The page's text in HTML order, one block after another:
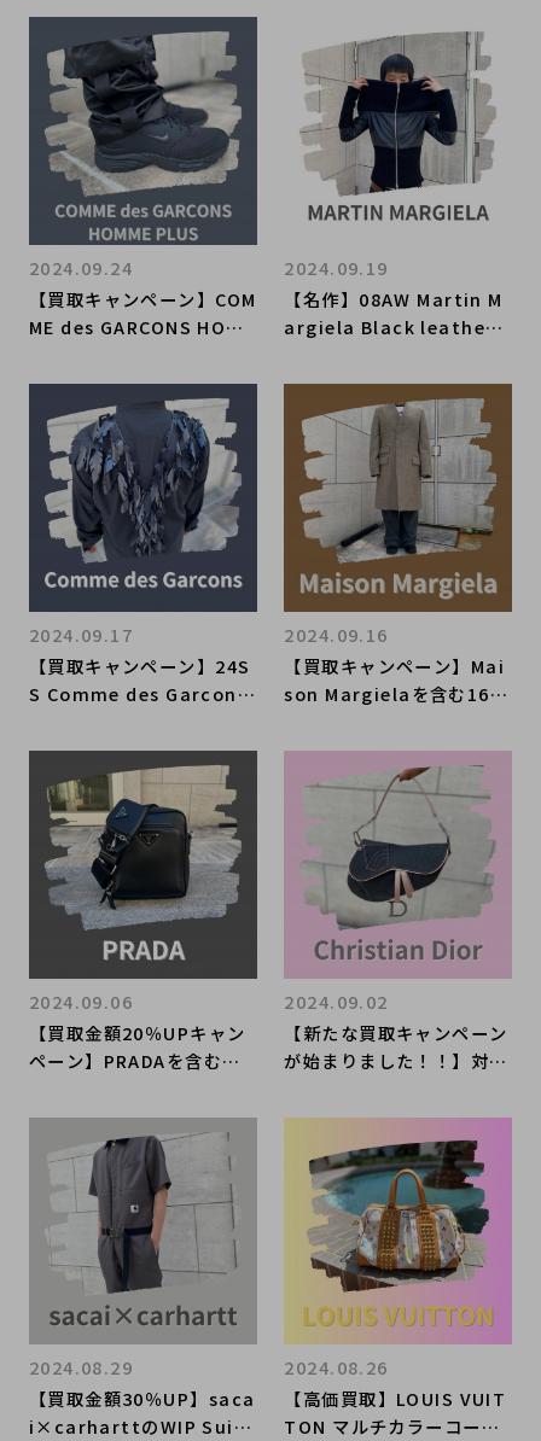
【買取キャンペーン】COM
ME des GARCONS HOMM
SUS 2005を買取入荷いた
しました。名作ランニング
シューズの再解釈！？
2024.09.24
【名作】08AW Martin M
argiela Black leather j
ました。本人期・ここのえ
タグとは？？
2024.09.19
【買取キャンペーン】24S
S Comme des Garcons
リーフ装飾ロングブラウス
を買取入荷いたしまし
た！！高年式アパレルの買
取も非常に強化しておりま
す！！！
2024.09.17
【買取キャンペーン】Mai
son Margielaを含む16ブ
Pとなっております。arch
ive～高年式まで幅広く買
取強化！！！
2024.09.16
【買取金額20％UPキャン
ペーン】PRADAを含む対
れますとすべて買取金額2
0%UPとなっております。
高価買取のポイントも一緒
にご紹介いたします！！
2024.09.06
【新たな買取キャンペーン
が始まりました！！】対象
べてのお品物の金額20％U
Pでご案内しておりま
す！！また、DIOR saddl
e bagを買取入荷いたしま
した。魅力や歴史の紹介も
お見逃しなく！！
2024.09.02
【買取金額30％UP】saca
i×carharttのWIP Suiti
2024.08.29
【高価買取】LOUIS VUIT
TON マルチカラーコート
2024.08.26